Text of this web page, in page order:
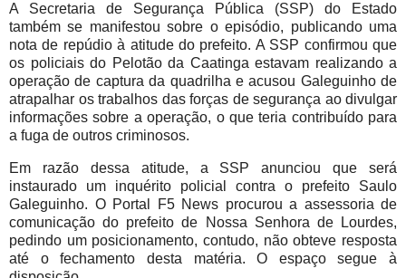
A Secretaria de Segurança Pública (SSP) do Estado
também se manifestou sobre o episódio, publicando uma
nota de repúdio à atitude do prefeito. A SSP confirmou que
os policiais do Pelotão da Caatinga estavam realizando a
operação de captura da quadrilha e acusou Galeguinho de
atrapalhar os trabalhos das forças de segurança ao divulgar
informações sobre a operação, o que teria contribuído para
a fuga de outros criminosos.
Em razão dessa atitude, a SSP anunciou que será
instaurado um inquérito policial contra o prefeito Saulo
Galeguinho. O Portal F5 News procurou a assessoria de
comunicação do prefeito de Nossa Senhora de Lourdes,
pedindo um posicionamento, contudo, não obteve resposta
até o fechamento desta matéria. O espaço segue à